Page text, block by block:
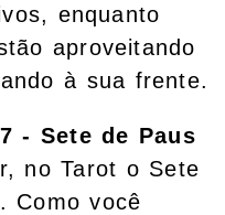
enquanto
aproveitando
à sua frente.
- Sete de Paus
no Tarot o Sete
Como você